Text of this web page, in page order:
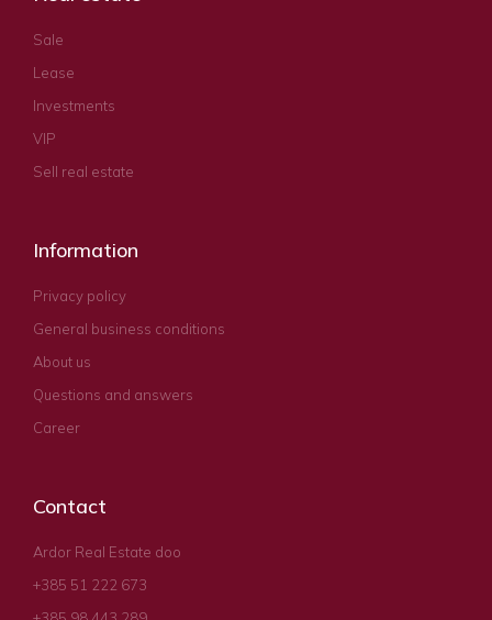
Sale
Lease
Investments
VIP
Sell real estate
Information
Privacy policy
General business conditions
About us
Questions and answers
Career
Contact
Ardor Real Estate doo
+385 51 222 673